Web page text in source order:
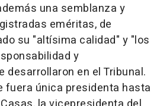
una semblanza y
eméritas, de
su "altísima calidad" y "los
y
desarrollaron en el Tribunal.
fuera única presidenta hasta